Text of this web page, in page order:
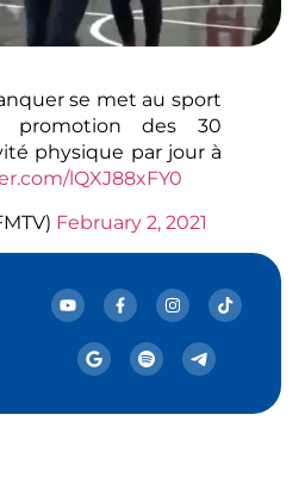
se met au sport
promotion des 30
physique par jour à
lQXJ88xFY0
February 2, 2021